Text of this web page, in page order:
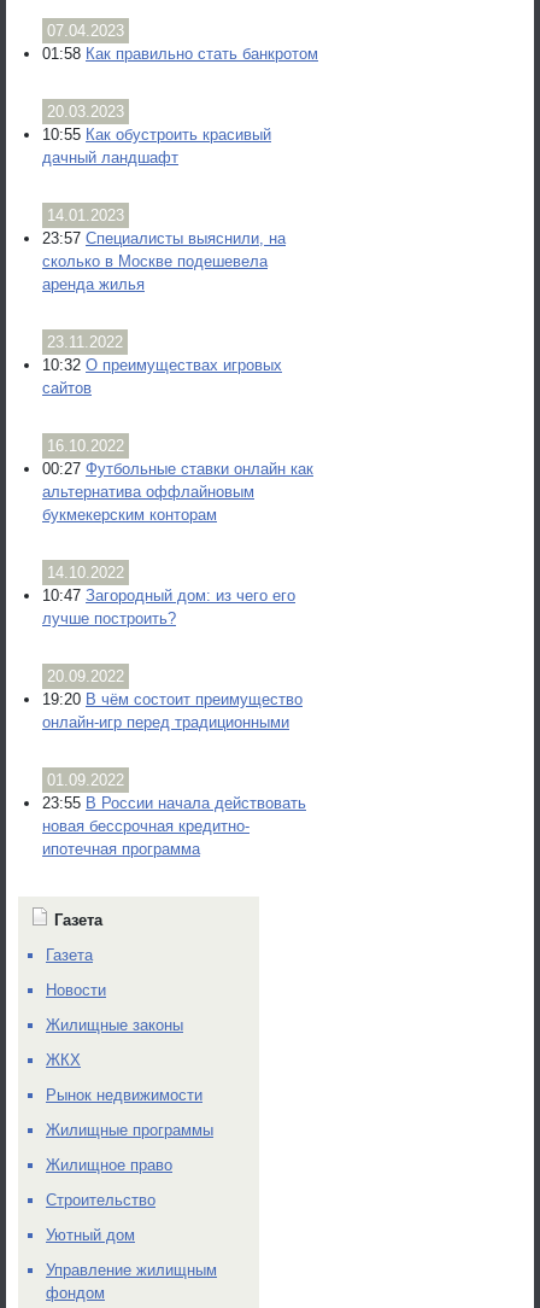
07.04.2023
01:58 Как правильно стать банкротом
20.03.2023
10:55 Как обустроить красивый
дачный ландшафт
14.01.2023
23:57 Специалисты выяснили, на
сколько в Москве подешевела
аренда жилья
23.11.2022
10:32 О преимуществах игровых
сайтов
16.10.2022
00:27 Футбольные ставки онлайн как
альтернатива оффлайновым
букмекерским конторам
14.10.2022
10:47 Загородный дом: из чего его
лучше построить?
20.09.2022
19:20 В чём состоит преимущество
онлайн-игр перед традиционными
01.09.2022
23:55 В России начала действовать
новая бессрочная кредитно-
ипотечная программа
Газета
Газета
Новости
Жилищные законы
ЖКХ
Рынок недвижимости
Жилищные программы
Жилищное право
Строительство
Уютный дом
Управление жилищным
фондом